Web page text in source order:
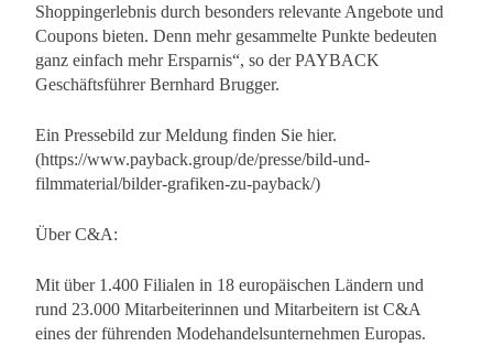
Shoppingerlebnis durch besonders relevante Angebote und
Coupons bieten. Denn mehr gesammelte Punkte bedeuten
ganz einfach mehr Ersparnis“, so der PAYBACK
Geschäftsführer Bernhard Brugger.
Ein Pressebild zur Meldung finden Sie hier.
(https://www.payback.group/de/presse/bild-und-
filmmaterial/bilder-grafiken-zu-payback/)
Über C&A:
Mit über 1.400 Filialen in 18 europäischen Ländern und
rund 23.000 Mitarbeiterinnen und Mitarbeitern ist C&A
eines der führenden Modehandelsunternehmen Europas.